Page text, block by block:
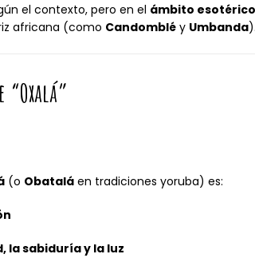
el contexto, pero en el ámbito
africana (como Candomblé y Umbanda
(o Obatalá en tradiciones yoruba) es:
la sabiduría y la luz